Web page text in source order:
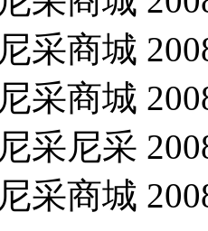
尼采商城
尼采商城
尼采尼采
尼采商城